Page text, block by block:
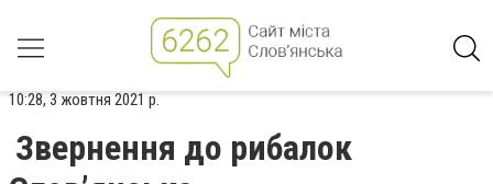
10:28, 3 жовтня 2021 р.
Звернення до рибалок